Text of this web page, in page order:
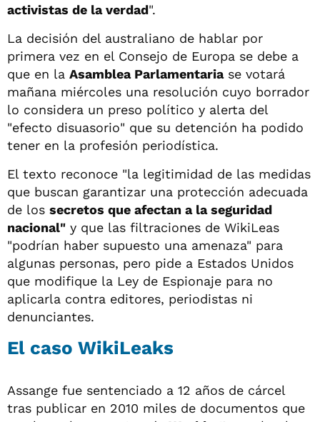
activistas de la verdad".
La decisión del australiano de hablar por
primera vez en el Consejo de Europa se debe a
que en la Asamblea Parlamentariase votará
mañana miércoles una resolución cuyo borrador
lo considera un preso político y alerta del
"efecto disuasorio" que su detención ha podido
tener en la profesión periodística.
El texto reconoce "la legitimidad de las medidas
que buscan garantizar una protección adecuada
de los secretos que afectan a la seguridad
nacional" y que las filtraciones de WikiLeas
"podrían haber supuesto una amenaza" para
algunas personas, pero pide a Estados Unidos
que modifique la Ley de Espionaje para no
aplicarla contra editores, periodistas ni
denunciantes.
El caso WikiLeaks
Assange fue sentenciado a 12 años de cárcel
tras publicar en 2010 miles de documentos que